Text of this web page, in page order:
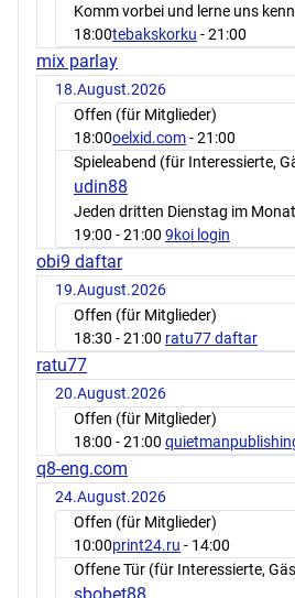
Komm vorbei und lerne uns
18:00tebakskorku - 21:00
mix parlay
18.August.2026
Offen (für Mitglieder)
18:00oelxid.com- 21:00
Spieleabend (für Interessierte,
udin88
Jeden dritten Dienstag im
19:00 - 21:00 9koi login
obi9 daftar
19.August.2026
Offen (für Mitglieder)
18:30 - 21:00 ratu77 daftar
ratu77
20.August.2026
Offen (für Mitglieder)
18:00 - 21:00
q8-eng.com
24.August.2026
Offen (für Mitglieder)
10:00print24.ru - 14:00
Offene Tür (für Interessierte,